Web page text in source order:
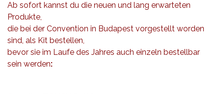
Ab sofort kannst du die neuen und lang erwarteten
Produkte,
die bei der Convention in Budapest vorgestellt worden
sind, als Kit bestellen,
bevor sie im Laufe des Jahres auch einzeln bestellbar
sein werden: